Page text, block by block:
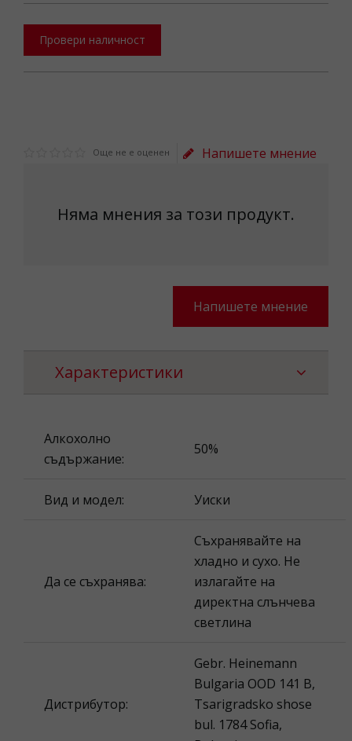
Провери наличност
Още не е оценен Напишете мнение
Няма мнения за този продукт.
Напишете мнение
Характеристики
Алкохолно
съдържание:
50%
Вид и модел: Уиски
Да се съхранява:
Съхранявайте на
хладно и сухо. Не
излагайте на
директна слънчева
светлина
Дистрибутор:
Gebr. Heinemann
Bulgaria OOD 141 B,
Tsarigradsko shose
bul. 1784 Sofia,